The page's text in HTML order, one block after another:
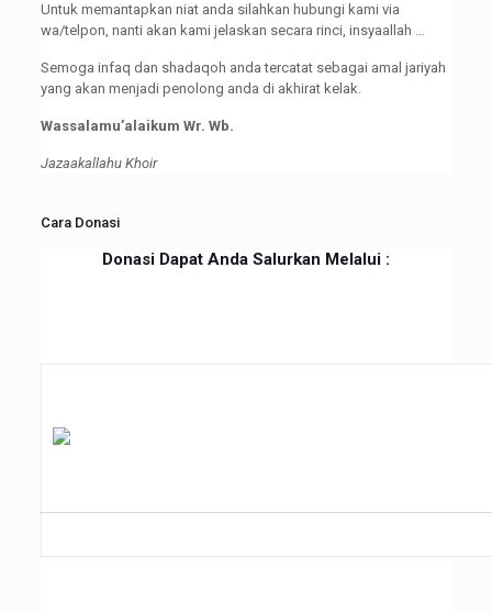
Untuk memantapkan niat anda silahkan hubungi kami via
wa/telpon, nanti akan kami jelaskan secara rinci, insyaallah …
Semoga infaq dan shadaqoh anda tercatat sebagai amal jariyah
yang akan menjadi penolong anda di akhirat kelak.
Wassalamu’alaikum Wr. Wb.
Jazaakallahu Khoir
Cara Donasi
Donasi Dapat Anda Salurkan Melalui :